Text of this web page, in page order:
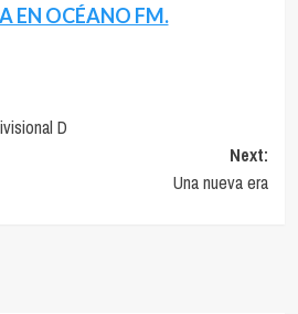
EN OCÉANO FM.
D
Next:
Una nueva era